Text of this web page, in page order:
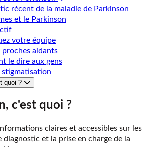
récent de la maladie de Parkinson
et le Parkinson
votre équipe
proches aidants
le dire aux gens
stigmatisation
quoi ?
c'est quoi ?
claires et accessibles sur les
diagnostic et la prise en charge de la